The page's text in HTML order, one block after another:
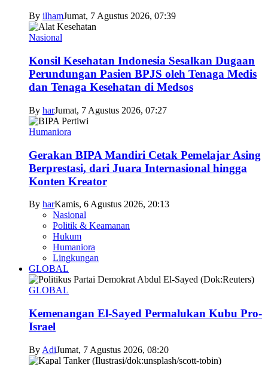
By ilhamJumat, 7 Agustus 2026, 07:39
Nasional
Konsil Kesehatan Indonesia Sesalkan Dugaan
Perundungan Pasien BPJS oleh Tenaga Medis
dan Tenaga Kesehatan di Medsos
By harJumat, 7 Agustus 2026, 07:27
Humaniora
Gerakan BIPA Mandiri Cetak Pemelajar Asing
Berprestasi, dari Juara Internasional hingga
Konten Kreator
By harKamis, 6 Agustus 2026, 20:13
Nasional
Politik & Keamanan
Hukum
Humaniora
Lingkungan
GLOBAL
GLOBAL
Kemenangan El-Sayed Permalukan Kubu Pro-
Israel
By AdiJumat, 7 Agustus 2026, 08:20